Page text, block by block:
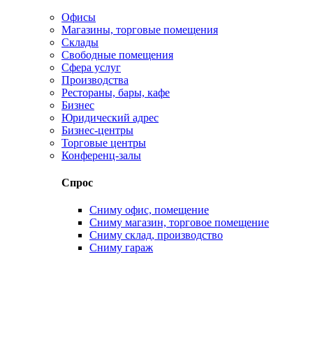
Офисы
Магазины, торговые помещения
Склады
Свободные помещения
Сфера услуг
Производства
Рестораны, бары, кафе
Бизнес
Юридический адрес
Бизнес-центры
Торговые центры
Конференц-залы
Спрос
Сниму офис, помещение
Сниму магазин, торговое помещение
Сниму склад, производство
Сниму гараж